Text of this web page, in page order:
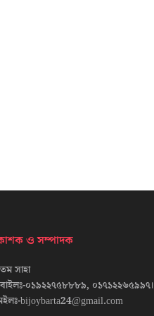
ও সম্পাদক
সাহা
০১৯২২৭৫৮৮৮৯, ০১৭১২২৬৫৯৯৭।
bijoybarta24@gmail.com